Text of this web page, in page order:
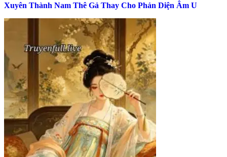
Xuyên Thành Nam Thê Gả Thay Cho Phản Diện Âm U